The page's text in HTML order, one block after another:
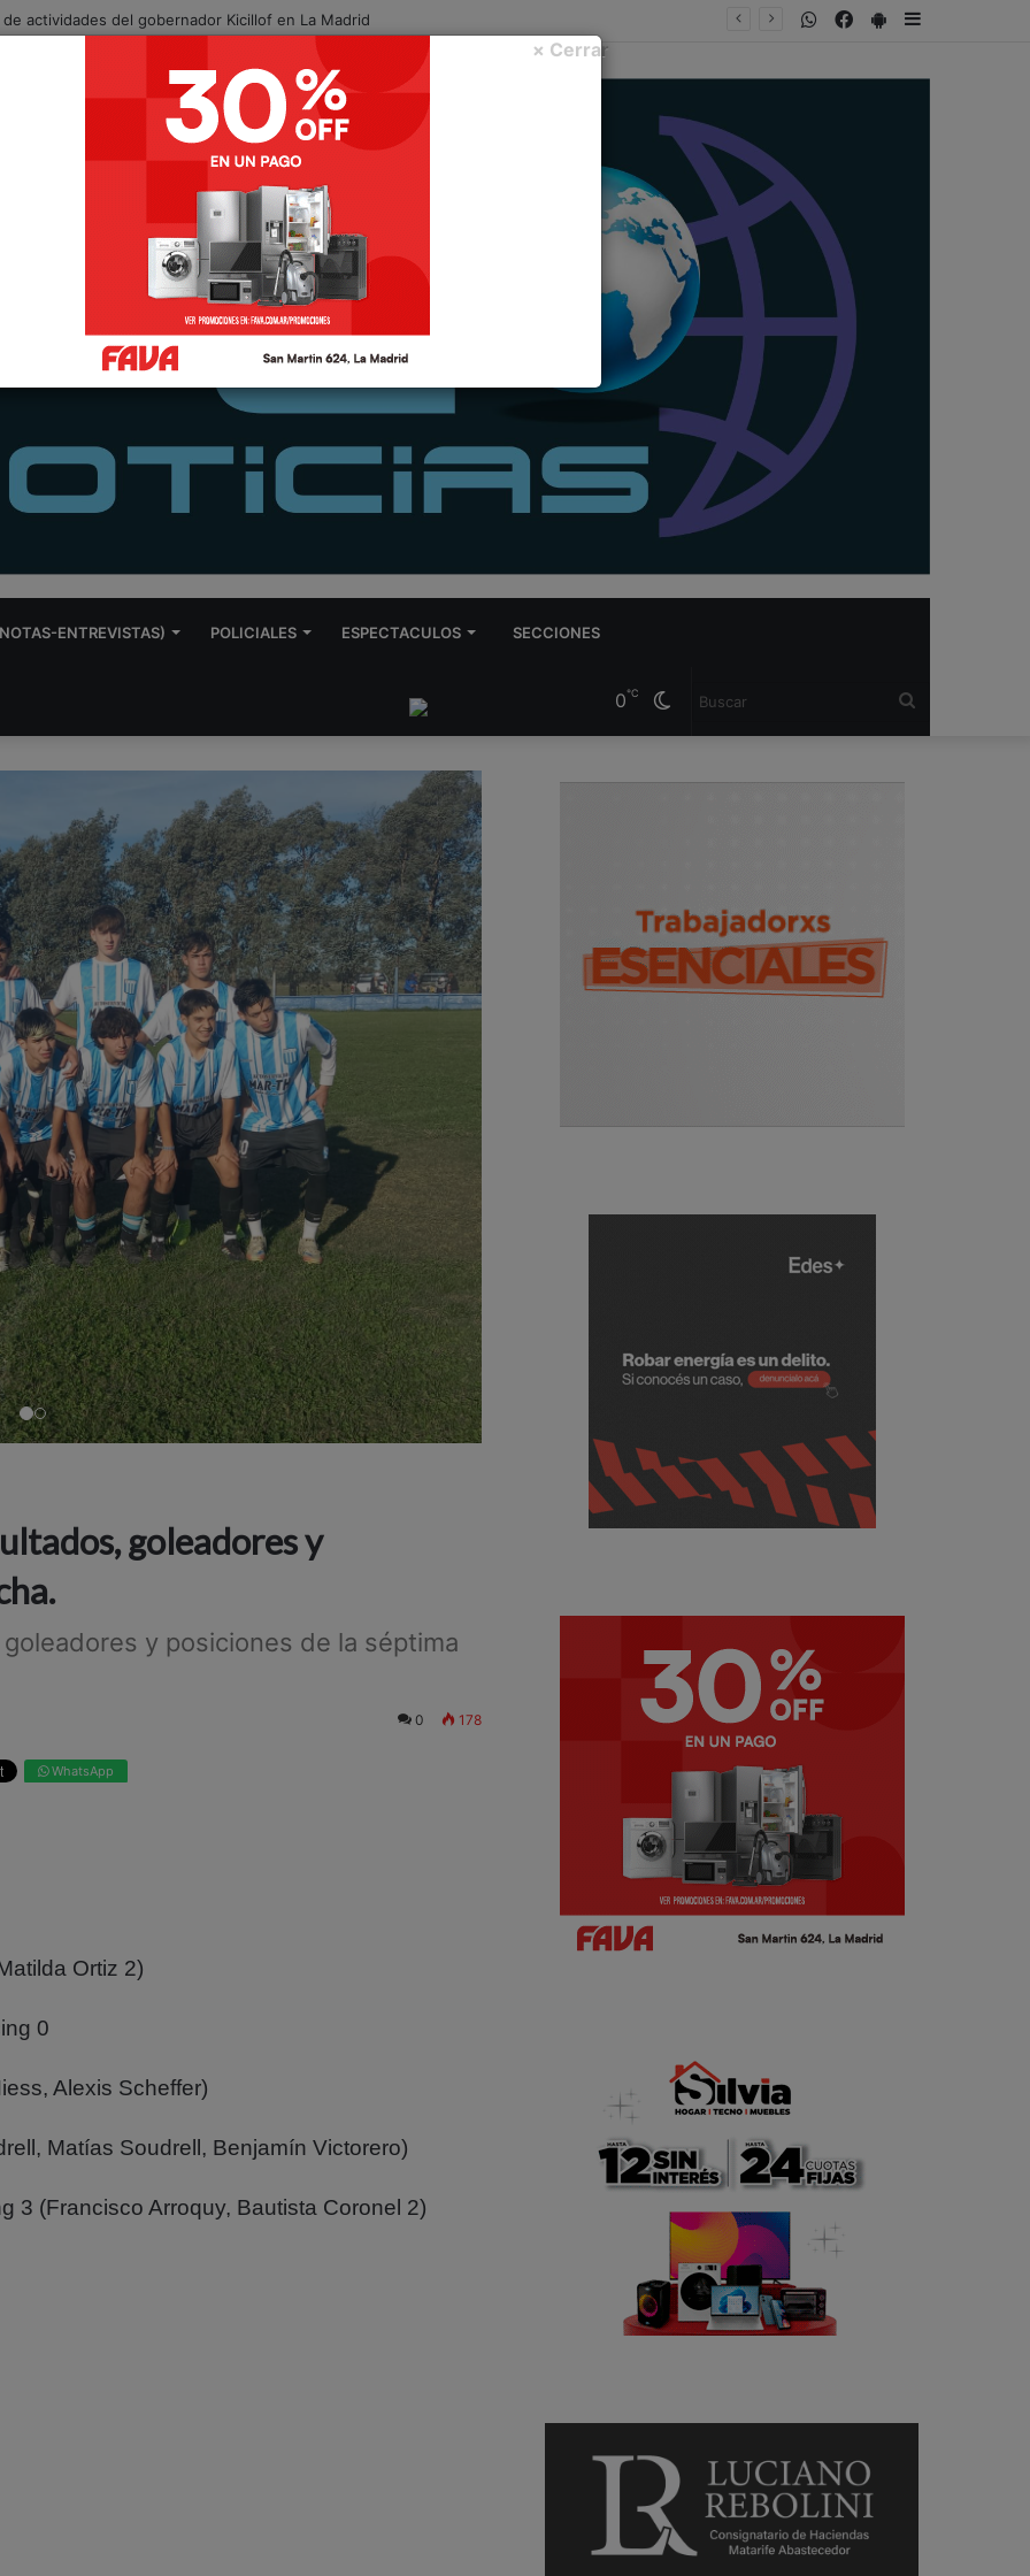
auxiliares de la educación para el ciclo lectivo 2027 PlayStore
Facebook
WhatsApp
ENTREVISTAS) POLICIALES ESPECTACULOS SECCIONES
Cambiar
0℃
goleadores y
y posiciones de la séptima
0 178
WhatsApp
Ortiz 2)
0
Alexis Scheffer)
Matías Soudrell, Benjamín Victorero)
3 (Francisco Arroquy, Bautista Coronel 2)
× Cerrar